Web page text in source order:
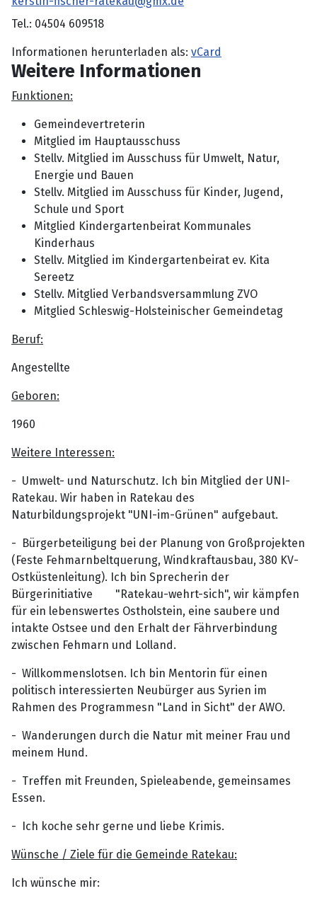
Telefon:
Tel.: 04504 609518
Informationen herunterladen als: vCard
Weitere Informationen
Weitere Informationen
Funktionen:
Gemeindevertreterin
Mitglied im Hauptausschuss
Stellv. Mitglied im Ausschuss für Umwelt, Natur,
Energie und Bauen
Stellv. Mitglied im Ausschuss für Kinder, Jugend,
Schule und Sport
Mitglied Kindergartenbeirat Kommunales
Kinderhaus
Stellv. Mitglied im Kindergartenbeirat ev. Kita
Sereetz
Stellv. Mitglied Verbandsversammlung ZVO
Mitglied Schleswig-Holsteinischer Gemeindetag
Beruf:
Angestellte
Geboren:
1960
Weitere Interessen:
- Umwelt- und Naturschutz. Ich bin Mitglied der UNI-
Ratekau. Wir haben in Ratekau des
Naturbildungsprojekt "UNI-im-Grünen" aufgebaut.
- Bürgerbeteiligung bei der Planung von Großprojekten
(Feste Fehmarnbeltquerung, Windkraftausbau, 380 KV-
Ostküstenleitung). Ich bin Sprecherin der
Bürgerinitiative "Ratekau-wehrt-sich", wir kämpfen
für ein lebenswertes Ostholstein, eine saubere und
intakte Ostsee und den Erhalt der Fährverbindung
zwischen Fehmarn und Lolland.
- Willkommenslotsen. Ich bin Mentorin für einen
politisch interessierten Neubürger aus Syrien im
Rahmen des Programmesn "Land in Sicht" der AWO.
- Wanderungen durch die Natur mit meiner Frau und
meinem Hund.
- Treffen mit Freunden, Spieleabende, gemeinsames
Essen.
- Ich koche sehr gerne und liebe Krimis.
Wünsche / Ziele für die Gemeinde Ratekau:
Ich wünsche mir: